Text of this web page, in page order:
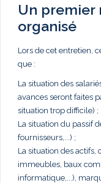
Un premier
organisé
Lors de cet entretien,
que :
La situation des
avances seront faites
situation trop difficile) ;
La situation du passif
fournisseurs,...) ;
La situation des actifs,
immeubles, baux
informatique,...),